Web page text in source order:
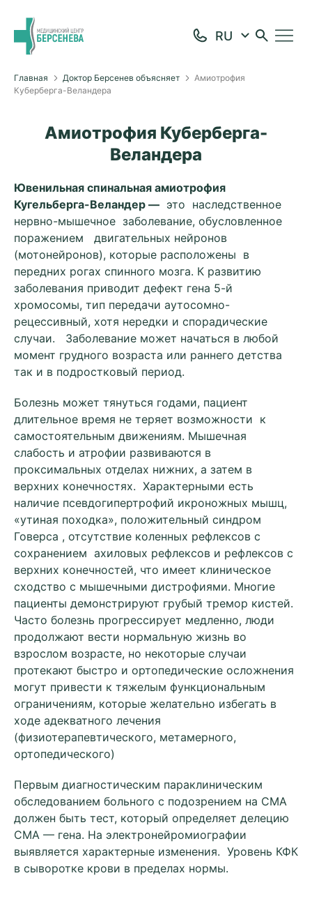
Главная Доктор Берсенев объясняет
Амиотрофия
Куберберга-Веландера
Амиотрофия Куберберга-
Веландера
Ювенильная спинальная амиотрофия
Кугельберга-Веландер — это наследственное
нервно-мышечное заболевание, обусловленное
поражением двигательных нейронов
(мотонейронов), которые расположены в
передних рогах спинного мозга. К развитию
заболевания приводит дефект гена 5-й
хромосомы, тип передачи аутосомно-
рецессивный, хотя нередки и спорадические
случаи. Заболевание может начаться в любой
момент грудного возраста или раннего детства
так и в подростковый период.
Болезнь может тянуться годами, пациент
длительное время не теряет возможности к
самостоятельным движениям. Мышечная
слабость и атрофии развиваются в
проксимальных отделах нижних, а затем в
верхних конечностях. Характерными есть
наличие псевдогипертрофий икроножных мышц,
«утиная походка», положительный синдром
Говерса , отсутствие коленных рефлексов с
сохранением ахиловых рефлексов и рефлексов с
верхних конечностей, что имеет клиническое
сходство с мышечными дистрофиями. Многие
пациенты демонстрируют грубый тремор кистей.
Часто болезнь прогрессирует медленно, люди
продолжают вести нормальную жизнь во
взрослом возрасте, но некоторые случаи
протекают быстро и ортопедические осложнения
могут привести к тяжелым функциональным
ограничениям, которые желательно избегать в
ходе адекватного лечения
(физиотерапевтического, метамерного,
ортопедического)
Первым диагностическим параклиническим
обследованием больного с подозрением на СМА
должен быть тест, который определяет делецию
СМА — гена. На электронейромиографии
выявляется характерные изменения. Уровень КФК
в сыворотке крови в пределах нормы.